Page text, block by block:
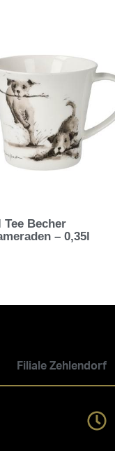
Tee Becher
– 0,35l
Filiale Zehlendorf